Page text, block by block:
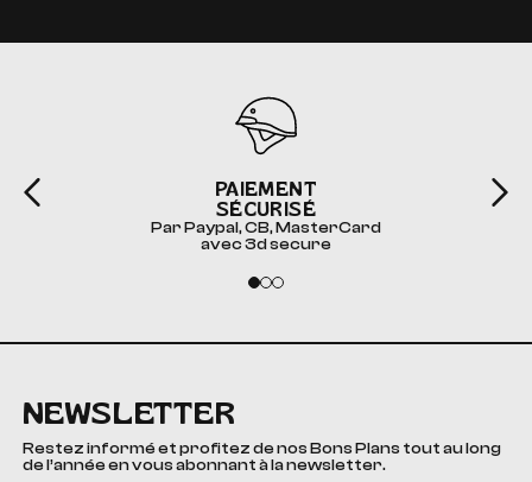
PAIEMENT
SÉCURISÉ
Par Paypal, CB, MasterCard
avec 3d secure
NEWSLETTER
Restez informé et profitez de nos Bons Plans tout au long
de l’année en vous abonnant à la newsletter.